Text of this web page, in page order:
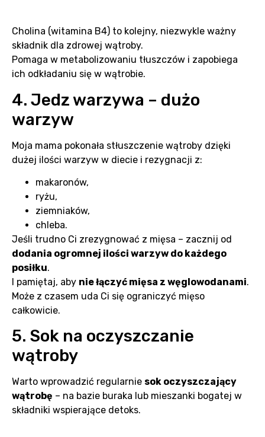
Cholina (witamina B4) to kolejny, niezwykle ważny
składnik dla zdrowej wątroby.
Pomaga w metabolizowaniu tłuszczów i zapobiega
ich odkładaniu się w wątrobie.
4. Jedz warzywa – dużo
warzyw
Moja mama pokonała stłuszczenie wątroby dzięki
dużej ilości warzyw w diecie i rezygnacji z:
makaronów,
ryżu,
ziemniaków,
chleba.
Jeśli trudno Ci zrezygnować z mięsa – zacznij od
dodania ogromnej ilości warzyw do każdego
posiłku.
I pamiętaj, aby nie łączyć mięsa z węglowodanami.
Może z czasem uda Ci się ograniczyć mięso
całkowicie.
5. Sok na oczyszczanie
wątroby
Warto wprowadzić regularnie sok oczyszczający
wątrobę – na bazie buraka lub mieszanki bogatej w
składniki wspierające detoks.